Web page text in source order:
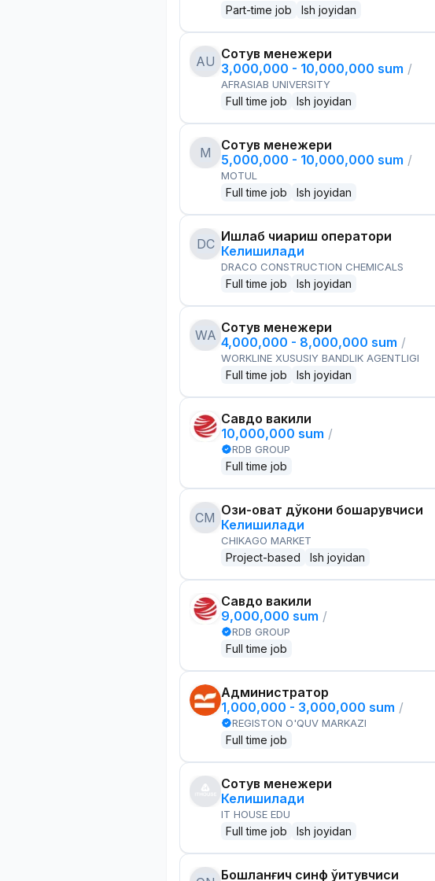
Part-time job Ish joyidan
AU Сотув менежери
3,000,000 - 10,000,000 sum /
AFRASIAB UNIVERSITY
Full time job Ish joyidan
M
Сотув менежери
5,000,000 - 10,000,000 sum /
MOTUL
Full time job Ish joyidan
DC Ишлаб чиқариш оператори
Келишилади
DRACO CONSTRUCTION CHEMICALS
Full time job Ish joyidan
WA Сотув менежери
4,000,000 - 8,000,000 sum /
WORKLINE XUSUSIY BANDLIK AGENTLIGI
Full time job Ish joyidan
Савдо вакили
10,000,000 sum /
RDB GROUP
Full time job
CM Озиқ-овқат дўкони бошқарувчиси
Келишилади
CHIKAGO MARKET
Project-based Ish joyidan
Савдо вакили
9,000,000 sum /
RDB GROUP
Full time job
Администратор
1,000,000 - 3,000,000 sum /
REGISTON O'QUV MARKAZI
Full time job
Сотув менежери
Келишилади
IT HOUSE EDU
Full time job Ish joyidan
Бошланғич синф ўқитувчиси